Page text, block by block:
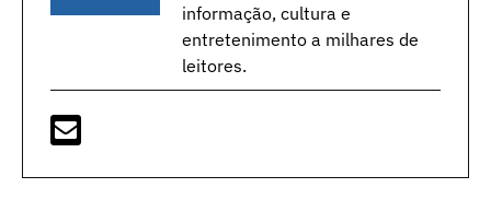
informação, cultura e
entretenimento a milhares de
leitores.